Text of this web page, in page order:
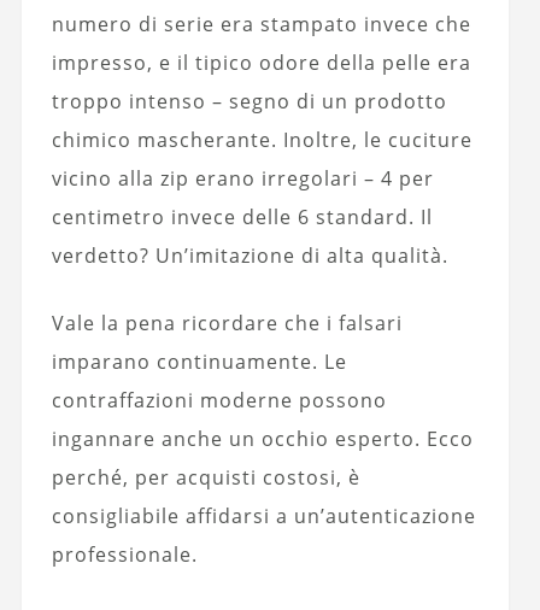
numero di serie era stampato invece che
impresso, e il tipico odore della pelle era
troppo intenso – segno di un prodotto
chimico mascherante. Inoltre, le cuciture
vicino alla zip erano irregolari – 4 per
centimetro invece delle 6 standard. Il
verdetto? Un’imitazione di alta qualità.
Vale la pena ricordare che i falsari
imparano continuamente. Le
contraffazioni moderne possono
ingannare anche un occhio esperto. Ecco
perché, per acquisti costosi, è
consigliabile affidarsi a un’autenticazione
professionale.